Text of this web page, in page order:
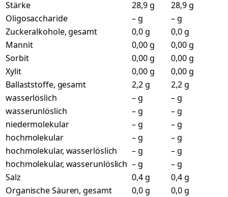
Stärke
28,9 g
28,9 g
Oligosaccharide
– g
– g
Zuckeralkohole, gesamt
0,0 g
0,0 g
Mannit
0,00 g
0,00 g
Sorbit
0,00 g
0,00 g
Xylit
0,00 g
0,00 g
Ballaststoffe, gesamt
2,2 g
2,2 g
wasserlöslich
– g
– g
wasserunlöslich
– g
– g
niedermolekular
– g
– g
hochmolekular
– g
– g
hochmolekular, wasserlöslich
– g
– g
hochmolekular, wasserunlöslich – g
– g
Salz
0,4 g
0,4 g
Organische Säuren, gesamt
0,0 g
0,0 g